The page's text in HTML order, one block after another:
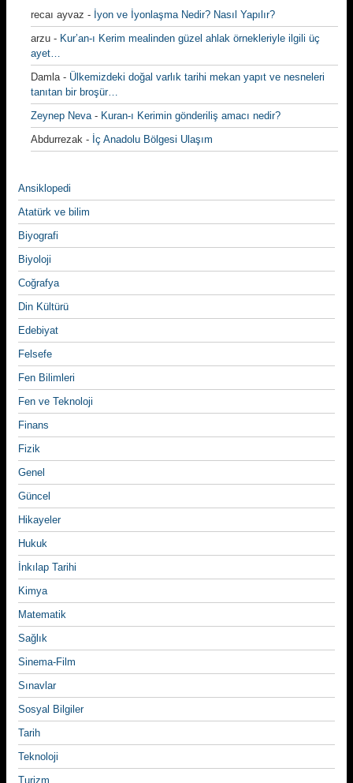
recaı ayvaz - İyon ve İyonlaşma Nedir? Nasıl Yapılır?
arzu - Kur’an-ı Kerim mealinden güzel ahlak örnekleriyle ilgili üç
ayet…
Damla- Ülkemizdeki doğal varlık tarihi mekan yapıt ve nesneleri
tanıtan bir broşür…
Zeynep Neva- Kuran-ı Kerimin gönderiliş amacı nedir?
Abdurrezak - İç Anadolu Bölgesi Ulaşım
Ansiklopedi
Atatürk ve bilim
Biyografi
Biyoloji
Coğrafya
Din Kültürü
Edebiyat
Felsefe
Fen Bilimleri
Fen ve Teknoloji
Finans
Fizik
Genel
Güncel
Hikayeler
Hukuk
İnkılap Tarihi
Kimya
Matematik
Sağlık
Sinema-Film
Sınavlar
Sosyal Bilgiler
Tarih
Teknoloji
Turizm